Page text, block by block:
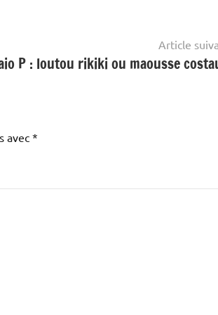
Article
P : loutou rikiki ou maousse
avec*